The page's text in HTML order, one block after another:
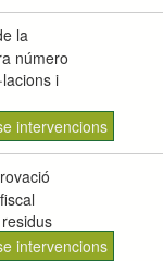
la
número
i
intervencions
intervencions